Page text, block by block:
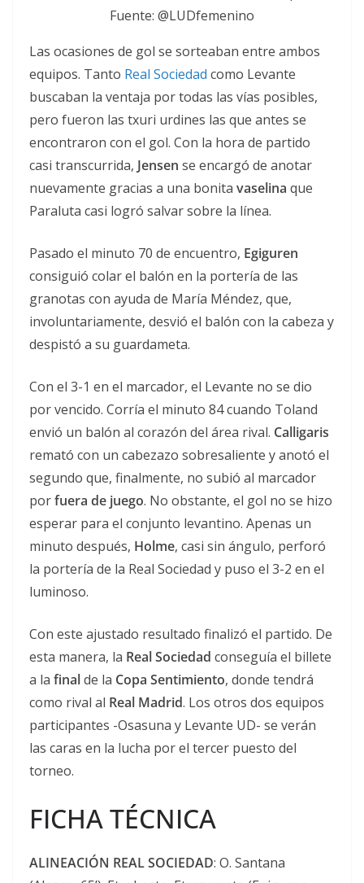
Fuente: @LUDfemenino
Las ocasiones de gol se sorteaban entre ambos
equipos. Tanto Real Sociedad como Levante
buscaban la ventaja por todas las vías posibles,
pero fueron las txuri urdines las que antes se
encontraron con el gol. Con la hora de partido
casi transcurrida, Jensen se encargó de anotar
nuevamente gracias a una bonita vaselina que
Paraluta casi logró salvar sobre la línea.
Pasado el minuto 70 de encuentro, Egiguren
consiguió colar el balón en la portería de las
granotas con ayuda de María Méndez, que,
involuntariamente, desvió el balón con la cabeza y
despistó a su guardameta.
Con el 3-1 en el marcador, el Levante no se dio
por vencido. Corría el minuto 84 cuando Toland
envió un balón al corazón del área rival. Calligaris
remató con un cabezazo sobresaliente y anotó el
segundo que, finalmente, no subió al marcador
porfuera de juego. No obstante, el gol no se hizo
esperar para el conjunto levantino. Apenas un
minuto después, Holme, casi sin ángulo, perforó
la portería de la Real Sociedad y puso el 3-2 en el
luminoso.
Con este ajustado resultado finalizó el partido. De
esta manera, la Real Sociedad conseguía el billete
a la finalde la Copa Sentimiento, donde tendrá
como rival al Real Madrid. Los otros dos equipos
participantes -Osasuna y Levante UD- se verán
las caras en la lucha por el tercer puesto del
torneo.
FICHA TÉCNICA
ALINEACIÓN REAL SOCIEDAD: O. Santana